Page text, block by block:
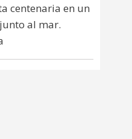
centenaria en un
al mar.